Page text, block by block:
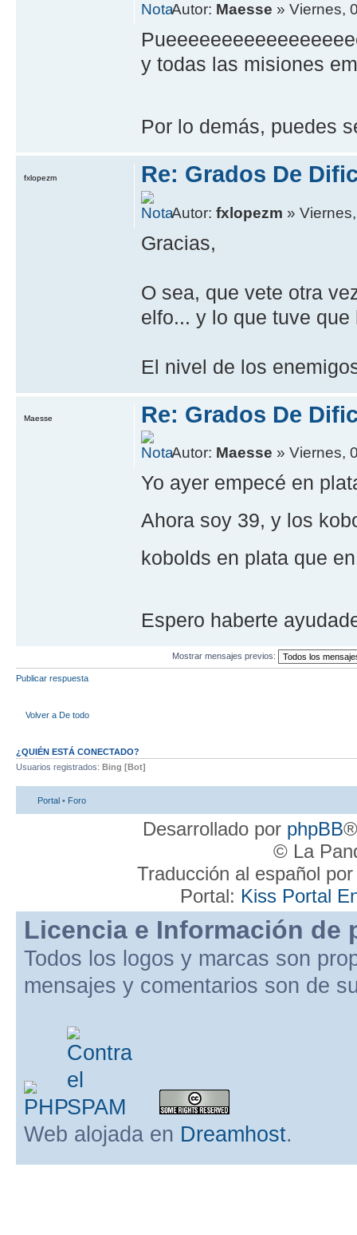
Autor: Maesse » Viernes,
y todas las misiones
Por lo demás, puedes
Re: Grados De
Autor:fxlopezm »
Gracias,
O sea, que vete otra
elfo... y lo que tuve
El nivel de los
fxlopezm
Re: Grados De
Autor: Maesse » Viernes,
Yo ayer empecé en
Ahora soy 39, y los
kobolds en plata que
Espero haberte
Maesse
Mostrar mensajes previos:
Publicar respuesta
Volver a De todo
¿QUIÉN ESTÁ CONECTADO?
Usuarios registrados: Bing [Bot]
Portal • Foro
Desarrollado por phpBB
© La
Traducción al español
Portal: Kiss Portal
Licencia e Información de
Todos los logos y marcas son
mensajes y comentarios son de
Web alojada en Dreamhost.